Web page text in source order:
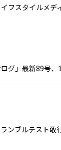
フスタイルメ
グ」最新89号
ンブルテスト敢